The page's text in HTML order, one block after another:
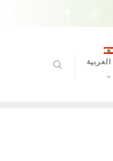
العربية